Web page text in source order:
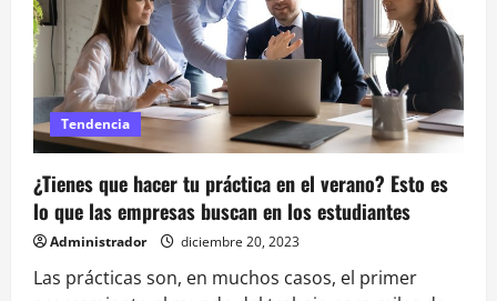
Tendencia
¿Tienes que hacer tu práctica en el verano? Esto es
lo que las empresas buscan en los estudiantes
Administrador diciembre 20, 2023
Las prácticas son, en muchos casos, el primer